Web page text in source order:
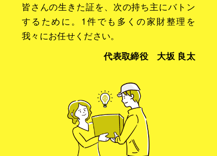
皆さんの生きた証を、次の持ち主にバトン
するために。1件でも多くの家財整理を
我々にお任せください。
代表取締役 大坂 良太